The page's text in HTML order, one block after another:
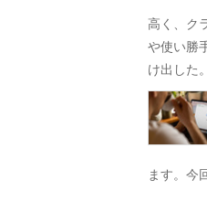
高く、ク
や使い勝
け出した。
ます。今